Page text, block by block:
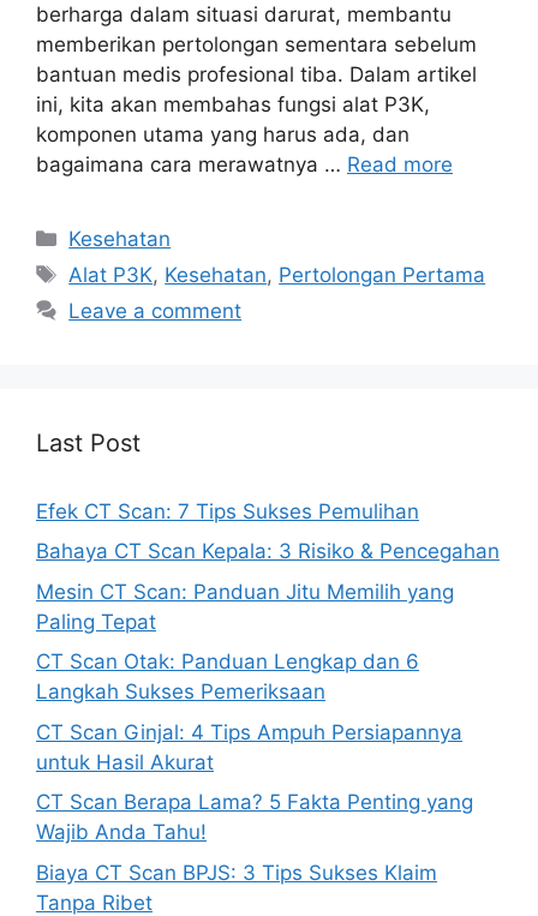
berharga dalam situasi darurat, membantu
memberikan pertolongan sementara sebelum
bantuan medis profesional tiba. Dalam artikel
ini, kita akan membahas fungsi alat P3K,
komponen utama yang harus ada, dan
bagaimana cara merawatnya … Read more
Categories
Kesehatan
Tags
Alat P3K, Kesehatan, Pertolongan Pertama
Leave a comment
Last Post
Efek CT Scan: 7 Tips Sukses Pemulihan
Bahaya CT Scan Kepala: 3 Risiko & Pencegahan
Mesin CT Scan: Panduan Jitu Memilih yang
Paling Tepat
CT Scan Otak: Panduan Lengkap dan 6
Langkah Sukses Pemeriksaan
CT Scan Ginjal: 4 Tips Ampuh Persiapannya
untuk Hasil Akurat
CT Scan Berapa Lama? 5 Fakta Penting yang
Wajib Anda Tahu!
Biaya CT Scan BPJS: 3 Tips Sukses Klaim
Tanpa Ribet